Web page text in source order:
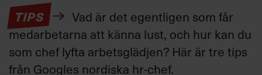
TIPS
Vad är det egentligen som får
medarbetarna att känna lust, och hur kan du
som chef lyfta arbetsglädjen? Här är tre tips
från Googles nordiska hr-chef.